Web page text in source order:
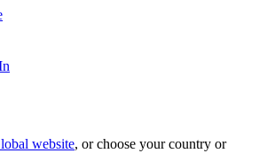
website, or choose your country or